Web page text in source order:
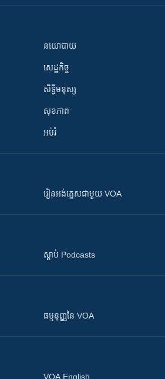
នយោបាយ
សេដ្ឋកិច្ច
សិទ្ធិមនុស្ស
សុខភាព
អប់រំ
រៀន​​​​​​អង់គ្លេស​​ជាមួយ VOA
ស្តាប់ Podcasts
ធម្មនុញ្ញ​នៃ VOA
VOA English